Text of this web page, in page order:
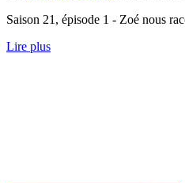
Saison 21, épisode 1 - Zoé nous
Lire plus